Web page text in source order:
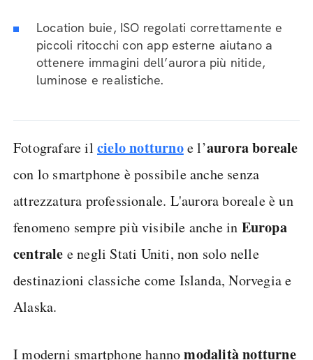
Location buie, ISO regolati correttamente e
piccoli ritocchi con app esterne aiutano a
ottenere immagini dell’aurora più nitide,
luminose e realistiche.
Fotografare il cielo notturnoe l’aurora boreale
con lo smartphone è possibile anche senza
attrezzatura professionale. L'aurora boreale è un
fenomeno sempre più visibile anche in Europa
centrale e negli Stati Uniti, non solo nelle
destinazioni classiche come Islanda, Norvegia e
Alaska.
I moderni smartphone hannomodalità notturne